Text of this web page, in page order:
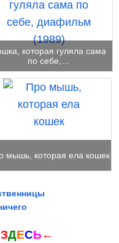
которая гуляла сама
по себе,…
мышь, которая ела кошек
ЗДЕСЬ ←